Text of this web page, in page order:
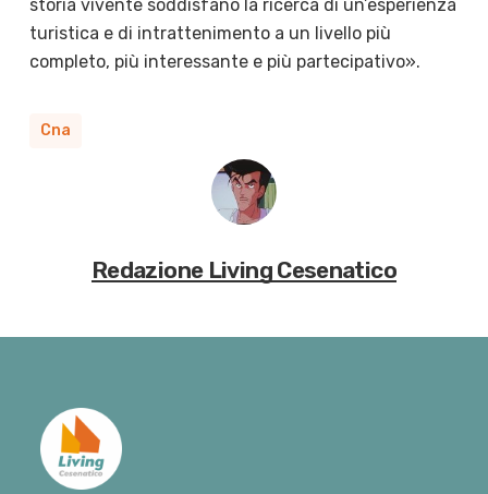
storia vivente soddisfano la ricerca di un’esperienza
turistica e di intrattenimento a un livello più
completo, più interessante e più partecipativo».
Cna
Redazione Living Cesenatico